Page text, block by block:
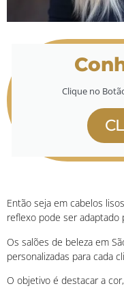
Clique no
Então seja em cabelos
reflexo pode ser adaptado
Os salões de beleza em
personalizadas para cada
O objetivo é destacar a